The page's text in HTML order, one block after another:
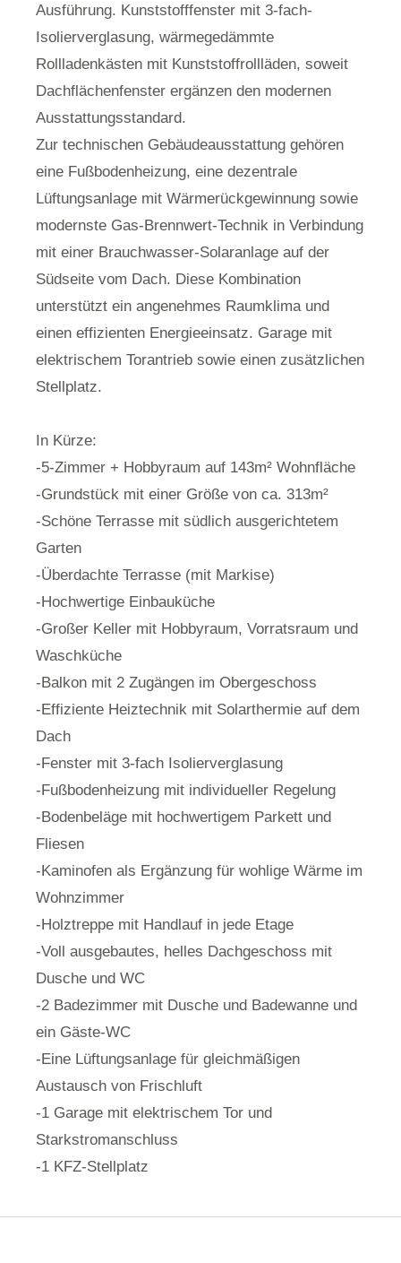
Ausführung. Kunststofffenster mit 3-fach-
Isolierverglasung, wärmegedämmte
Rollladenkästen mit Kunststoffrollläden, soweit
Dachflächenfenster ergänzen den modernen
Ausstattungsstandard.
Zur technischen Gebäudeausstattung gehören
eine Fußbodenheizung, eine dezentrale
Lüftungsanlage mit Wärmerückgewinnung sowie
modernste Gas-Brennwert-Technik in Verbindung
mit einer Brauchwasser-Solaranlage auf der
Südseite vom Dach. Diese Kombination
unterstützt ein angenehmes Raumklima und
einen effizienten Energieeinsatz. Garage mit
elektrischem Torantrieb sowie einen zusätzlichen
Stellplatz.
In Kürze:
-5-Zimmer + Hobbyraum auf 143m² Wohnfläche
-Grundstück mit einer Größe von ca. 313m²
-Schöne Terrasse mit südlich ausgerichtetem
Garten
-Überdachte Terrasse (mit Markise)
-Hochwertige Einbauküche
-Großer Keller mit Hobbyraum, Vorratsraum und
Waschküche
-Balkon mit 2 Zugängen im Obergeschoss
-Effiziente Heiztechnik mit Solarthermie auf dem
Dach
-Fenster mit 3-fach Isolierverglasung
-Fußbodenheizung mit individueller Regelung
-Bodenbeläge mit hochwertigem Parkett und
Fliesen
-Kaminofen als Ergänzung für wohlige Wärme im
Wohnzimmer
-Holztreppe mit Handlauf in jede Etage
-Voll ausgebautes, helles Dachgeschoss mit
Dusche und WC
-2 Badezimmer mit Dusche und Badewanne und
ein Gäste-WC
-Eine Lüftungsanlage für gleichmäßigen
Austausch von Frischluft
-1 Garage mit elektrischem Tor und
Starkstromanschluss
-1 KFZ-Stellplatz